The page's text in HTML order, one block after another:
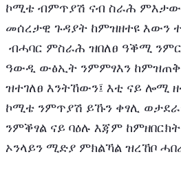
ኮሚቴ ብምጥያሽ ናብ ስራሕ
መሰረታዊ ጉዳያት ከምዝዘተዩ እውን
ዓውዲ ውፅኢት ንምምፃእን
ዝተገለፀ እንትኸውን፤ እቲ ናይ ሎሚ
ኮሚቴ ንምጥያሽ ይኹን ቀፃሊ
ንምቕፃል ናይ ባዕሉ እጃም
ኦንላይን ሚድያ ምክልኻል ዝረኸቦ